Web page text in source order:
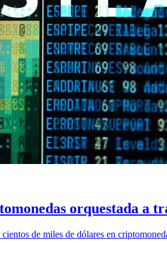
orquestada a
de miles de dólares en